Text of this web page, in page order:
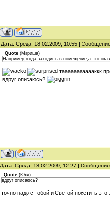
Дата: Среда, 18.02.2009, 10:55 |
Quote (Мариша)
Например,когда заходишь в помещение,а это
таааааааааааккк
вдруг описаюсь?
Дата: Среда, 18.02.2009, 12:27 |
Quote (Юля)
вдруг описаюсь?
точно надо с тобой и Светой посетить это